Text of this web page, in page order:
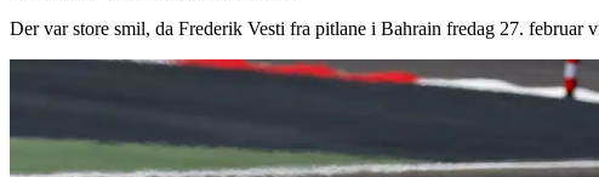
Der var store smil, da Frederik Vesti fra pitlane i Bahrain fredag 27. februar